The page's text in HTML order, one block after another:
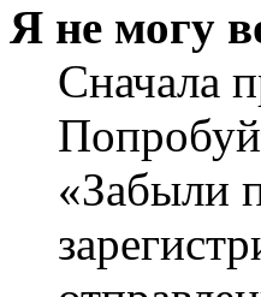
Я не могу
Сначала
«Забыли